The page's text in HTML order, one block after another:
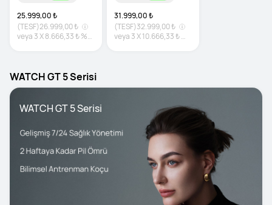
25.999,00 ₺
(TESF)26.999,00 ₺
veya 3X8.666,33 ₺%0
31.999,00 ₺
(TESF)32.999,00 ₺
veya 3X10.666,33 ₺%0
WATCH GT 5 Serisi
WATCH GT 5 Serisi